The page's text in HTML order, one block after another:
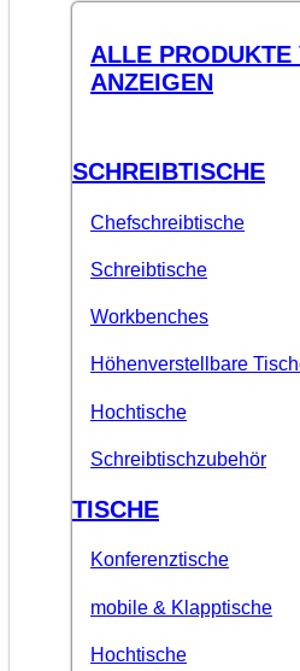
ALLE
ANZEIGEN
SCHREIBTISCHE
Chefschreibtische
Schreibtische
Workbenches
Höhenverstellbare
Hochtische
Schreibtischzubehör
TISCHE
Konferenztische
mobile & Klapptische
Hochtische